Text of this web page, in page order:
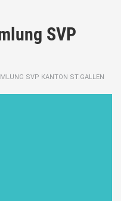
SVP
SVP KANTON ST.GALLEN